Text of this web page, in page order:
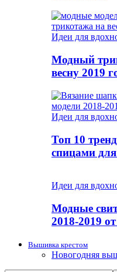
Идеи для
Модный
весну 2019
Идеи для
Топ 10
спицами
Идеи для
Модные
2018-2019
Вышивка крестом
Новогодняя